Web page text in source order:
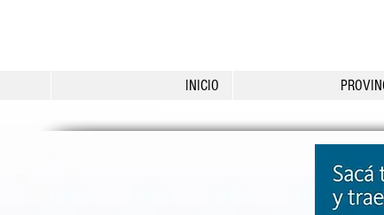
INICIO